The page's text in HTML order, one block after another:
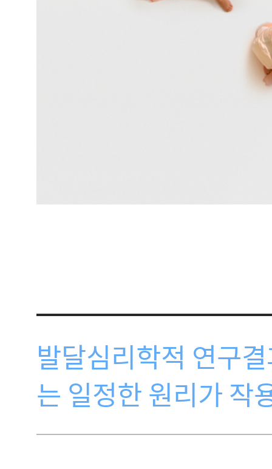
발달심리학적 연구
는 일정한 원리가 작